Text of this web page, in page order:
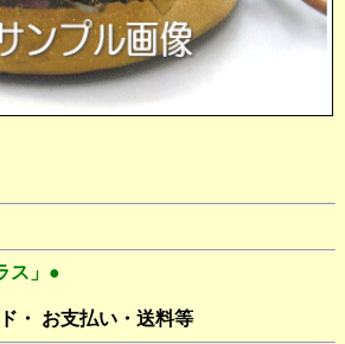
ス」●
・ お支払い・送料等